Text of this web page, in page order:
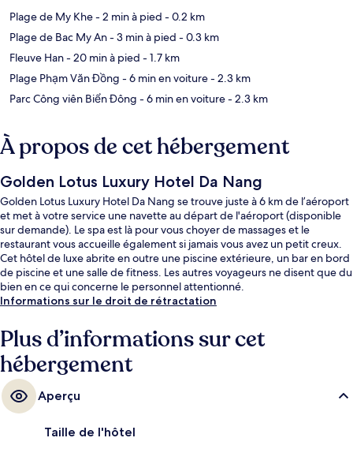
Plage de My Khe- 2 min à pied - 0.2 km
Plage de Bac My An- 3 min à pied - 0.3 km
Fleuve Han- 20 min à pied - 1.7 km
Plage Phạm Văn Đồng - 6 min en voiture- 2.3 km
Parc Công viên Biển Đông - 6 min en voiture- 2.3 km
À propos de cet hébergement
Golden Lotus Luxury Hotel Da Nang
Golden Lotus Luxury Hotel Da Nang se trouve juste à 6 km de l’aéroport
et met à votre service une navette au départ de l'aéroport (disponible
sur demande). Le spa est là pour vous choyer de massages et le
restaurant vous accueille également si jamais vous avez un petit creux.
Cet hôtel de luxe abrite en outre une piscine extérieure, un bar en bord
de piscine et une salle de fitness. Les autres voyageurs ne disent que du
bien en ce qui concerne le personnel attentionné.
Informations sur le droit de rétractation
Plus d’informations sur cet
hébergement
Aperçu
Taille de l'hôtel